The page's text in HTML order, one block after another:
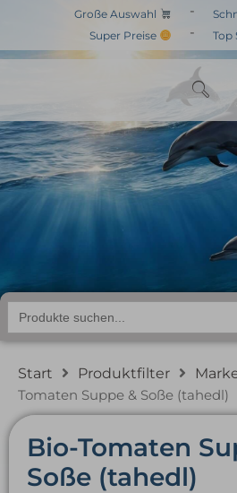
springen
Große Auswahl
Super Preise
-
-
Top
Bio-
Soße
Search
for:
Start Produktfilter
Tomaten Suppe & Soße (tahedl)
Bio-Tomaten
Soße (tahedl)